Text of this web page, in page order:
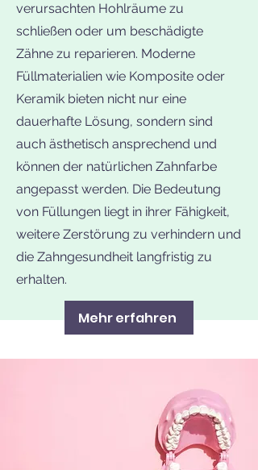
verursachten Hohlräume zu
schließen oder um beschädigte
Zähne zu reparieren. Moderne
Füllmaterialien wie Komposite oder
Keramik bieten nicht nur eine
dauerhafte Lösung, sondern sind
auch ästhetisch ansprechend und
können der natürlichen Zahnfarbe
angepasst werden. Die Bedeutung
von Füllungen liegt in ihrer Fähigkeit,
weitere Zerstörung zu verhindern und
die Zahngesundheit langfristig zu
erhalten.
Mehr erfahren